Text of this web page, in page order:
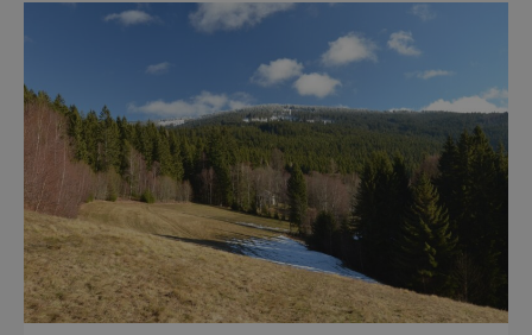
přijíždějí. Nejde o boj proti turistům. Jde o
ochranu krajiny, která už nechce být obětí
vlastního úspě